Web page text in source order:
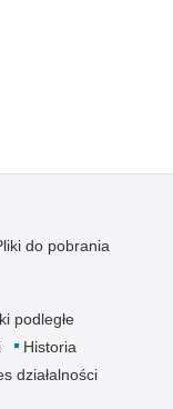
do pobrania
podległe
Historia
działalności